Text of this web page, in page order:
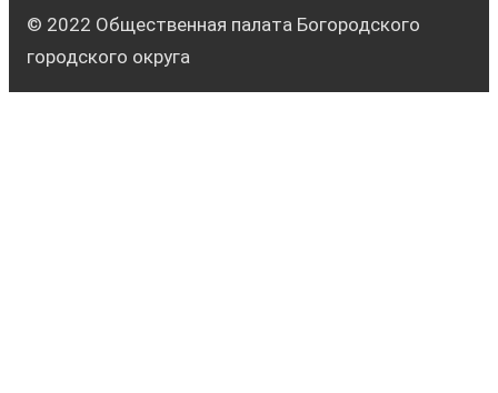
© 2022 Общественная палата Богородского
городского округа